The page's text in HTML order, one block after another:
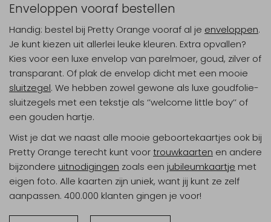
Enveloppen vooraf bestellen
Handig: bestel bij Pretty Orange vooraf al je enveloppen.
Je kunt kiezen uit allerlei leuke kleuren. Extra opvallen?
Kies voor een luxe envelop van parelmoer, goud, zilver of
transparant. Of plak de envelop dicht met een mooie
sluitzegel. We hebben zowel gewone als luxe goudfolie-
sluitzegels met een tekstje als ‘’welcome little boy’’ of
een gouden hartje.
Wist je dat we naast alle mooie geboortekaartjes ook bij
Pretty Orange terecht kunt voortrouwkaarten en andere
bijzondere uitnodigingen zoals een jubileumkaartje met
eigen foto. Alle kaarten zijn uniek, want jij kunt ze zelf
aanpassen. 400.000 klanten gingen je voor!